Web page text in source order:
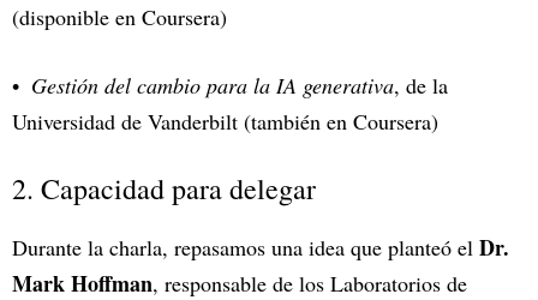
(disponible en Coursera)
Gestión del cambio para la IA generativa, de la
Universidad de Vanderbilt (también en Coursera)
2. Capacidad para delegar
Durante la charla, repasamos una idea que planteó el Dr.
Mark Hoffman, responsable de los Laboratorios de